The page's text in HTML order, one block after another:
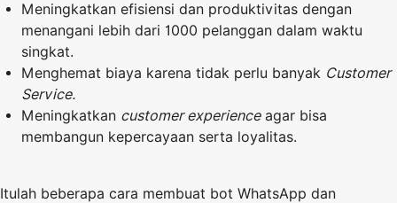
Meningkatkan efisiensi dan produktivitas dengan
menangani lebih dari 1000 pelanggan dalam waktu
singkat.
Menghemat biaya karena tidak perlu banyak Customer
Service.
Meningkatkan customer experienceagar bisa
membangun kepercayaan serta loyalitas.
Itulah beberapa cara membuat bot WhatsApp dan